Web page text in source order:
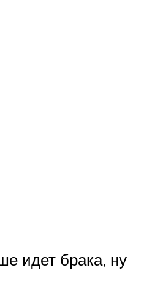
идет брака, ну